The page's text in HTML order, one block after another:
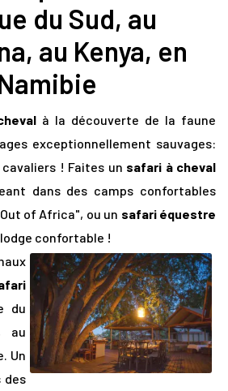
du Sud, au
au Kenya, en
à la découverte de la faune
exceptionnellement sauvages:
! Faites un safari à cheval
dans des camps confortables
of Africa", ou un safari équestre
confortable !
du
au
Un
des